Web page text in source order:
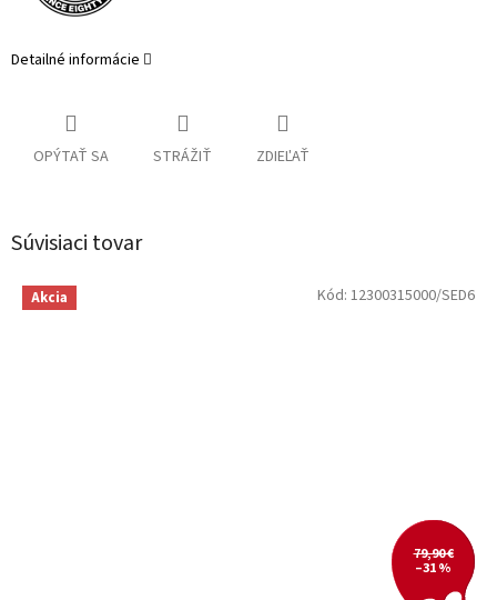
Detailné informácie
OPÝTAŤ SA STRÁŽIŤ ZDIEĽAŤ
Súvisiaci tovar
Akcia
79,90 €
–31 %
Kód: 12300315000/SED6